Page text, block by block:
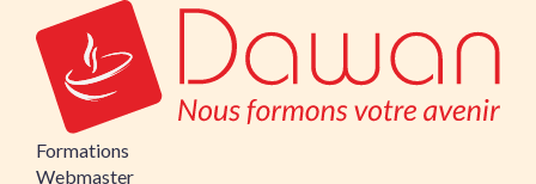
Formations
Webmaster